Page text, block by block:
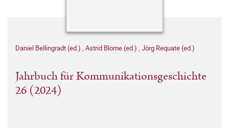
Daniel Bellingradt (ed.) , Astrid Blome (ed.) , Jörg Requate (ed.)
Jahrbuch für Kommunikationsgeschichte
26 (2024)